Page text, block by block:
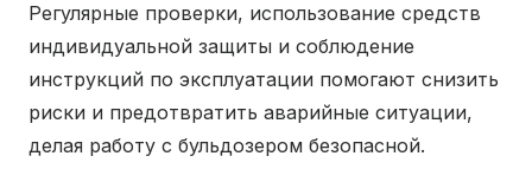
Регулярные проверки, использование средств
индивидуальной защиты и соблюдение
инструкций по эксплуатации помогают снизить
риски и предотвратить аварийные ситуации,
делая работу с бульдозером безопасной.